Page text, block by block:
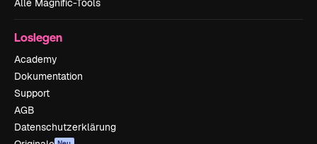
Alle Magnific-Tools
Loslegen
Academy
Dokumentation
Support
AGB
Datenschutzerklärung